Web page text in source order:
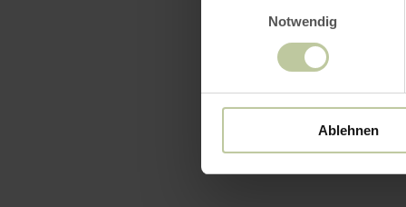
Notwendig
Ablehnen